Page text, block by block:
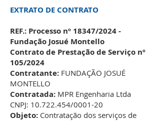
EXTRATO DE CONTRATO
REF.: Processo nº 18347/2024 -
Fundação Josué Montello
Contrato de Prestação de Serviço nº
105/2024
Contratante: FUNDAÇÃO JOSUÉ
MONTELLO
Contratada: MPR Engenharia Ltda
CNPJ: 10.722.454/0001-20
Objeto: Contratação dos serviços de